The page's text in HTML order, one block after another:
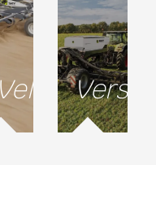
Velocidad